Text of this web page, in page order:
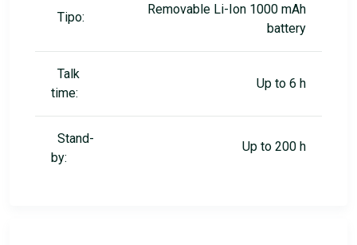
Tipo:
Removable Li-Ion 1000 mAh
battery
Talk
time:
Up to 6 h
Stand-
by:
Up to 200 h